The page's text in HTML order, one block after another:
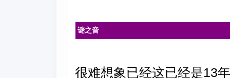
谜之音
很难想象已经这已经是13